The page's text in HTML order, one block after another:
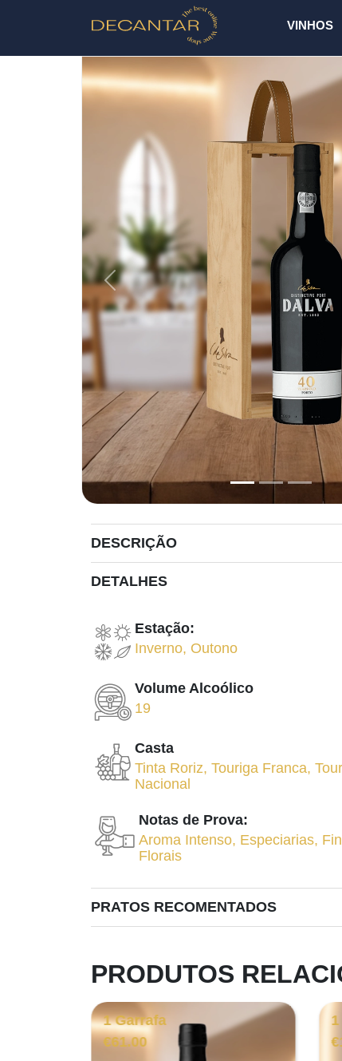
VINHOS
Previous
DESCRIÇÃO
DETALHES
Estação:
Inverno, Outono
Volume Alcoólico
19
Casta
Tinta Roriz, Touriga Franca,
Nacional
Notas de Prova:
Aroma Intenso, Especiarias,
Florais
PRATOS RECOMENTADOS
PRODUTOS
1 Garrafa
€61.00
€